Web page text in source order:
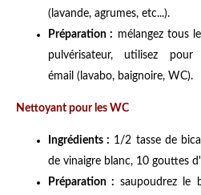
(lavande, agrumes, etc...).
Préparation : mélangez tous
pulvérisateur, utilisez
émail (lavabo, baignoire, WC).
Nettoyant pour les WC
Ingrédients : 1/2 tasse de
de vinaigre blanc, 10 gouttes
Préparation : saupoudrez le